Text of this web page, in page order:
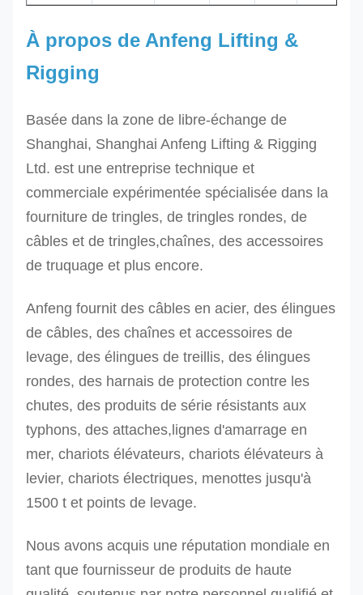
À propos de Anfeng Lifting &
Rigging
Basée dans la zone de libre-échange de
Shanghai, Shanghai Anfeng Lifting & Rigging
Ltd. est une entreprise technique et
commerciale expérimentée spécialisée dans la
fourniture de tringles, de tringles rondes, de
câbles et de tringles,chaînes, des accessoires
de truquage et plus encore.
Anfeng fournit des câbles en acier, des élingues
de câbles, des chaînes et accessoires de
levage, des élingues de treillis, des élingues
rondes, des harnais de protection contre les
chutes, des produits de série résistants aux
typhons, des attaches,lignes d'amarrage en
mer, chariots élévateurs, chariots élévateurs à
levier, chariots électriques, menottes jusqu'à
1500 t et points de levage.
Nous avons acquis une réputation mondiale en
tant que fournisseur de produits de haute